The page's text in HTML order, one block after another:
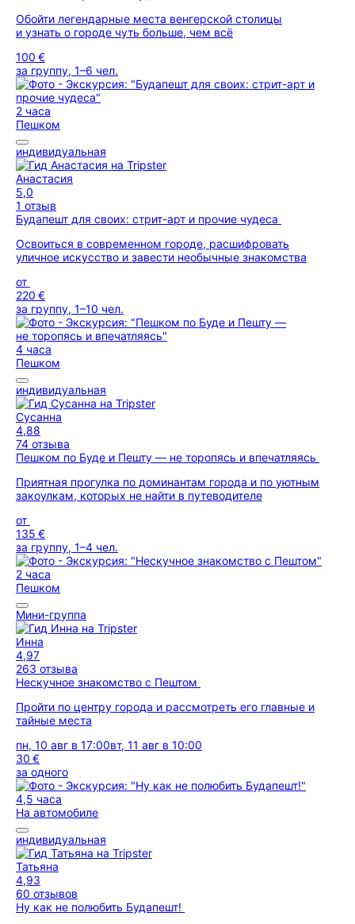
Обойти легендарные места венгерской столицы
и узнать о городе чуть больше, чем всё
100 €
за группу, 1–6 чел.
2 часа
Пешком
индивидуальная
Анастасия
5,0
1 отзыв
Будапешт для своих: стрит-арт и прочие чудеса
Освоиться в современном городе, расшифровать
уличное искусство и завести необычные знакомства
от
220 €
за группу, 1–10 чел.
4 часа
Пешком
индивидуальная
Сусанна
4,88
74 отзыва
Пешком по Буде и Пешту — не торопясь и впечатляясь
Приятная прогулка по доминантам города и по уютным
закоулкам, которых не найти в путеводителе
от
135 €
за группу, 1–4 чел.
2 часа
Пешком
Мини-группа
Инна
4,97
263 отзыва
Нескучное знакомство с Пештом
Пройти по центру города и рассмотреть его главные и
тайные места
пн, 10 авг в 17:00вт, 11 авг в 10:00
30 €
за одного
4,5 часа
На автомобиле
индивидуальная
Татьяна
4,93
60 отзывов
Ну как не полюбить Будапешт!